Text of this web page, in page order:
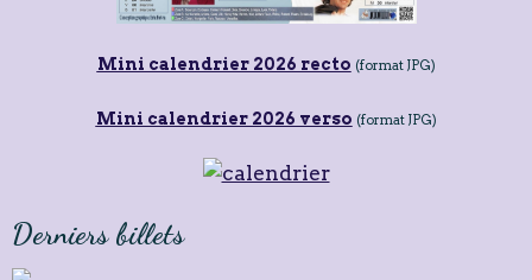
Mini calendrier 2026 recto (format JPG)
Mini calendrier 2026 verso (format JPG)
Derniers billets